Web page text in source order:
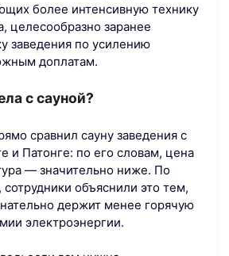
более интенсивную технику
целесообразно заранее
заведения по усилению
доплатам.
с сауной?
сравнил сауну заведения с
и Патонге: по его словам, цена
— значительно ниже. По
объяснили это тем,
держит менее горячую
электроэнергии.